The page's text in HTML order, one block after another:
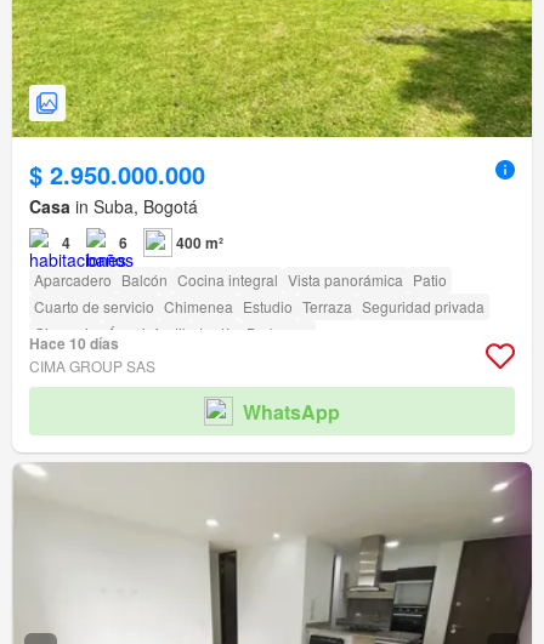
$ 2.950.000.000
Casa in Suba, Bogotá
4 6 400 m²
Aparcadero Balcón Cocina integral Vista panorámica Patio
Cuarto de servicio Chimenea Estudio Terraza Seguridad privada
Gimnasio
Área infantil Jardín Barbecue
Hace 10 días
CIMA GROUP SAS
WhatsApp